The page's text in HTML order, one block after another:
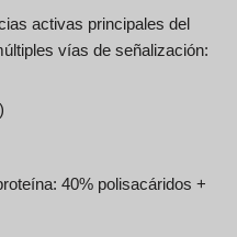
activas principales del
vías de señalización:
40% polisacáridos +